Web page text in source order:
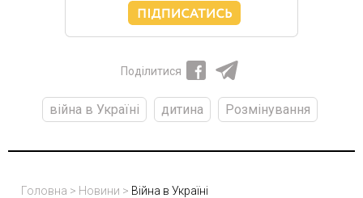
Поділитися
війна в Україні дитина Розмінування
Головна > Новини > Війна в Україні